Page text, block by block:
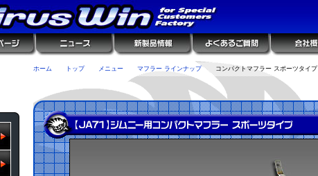
ホーム トップ メニュー マフラー ラインナップ コンパクトマフラー スポーツタイプ